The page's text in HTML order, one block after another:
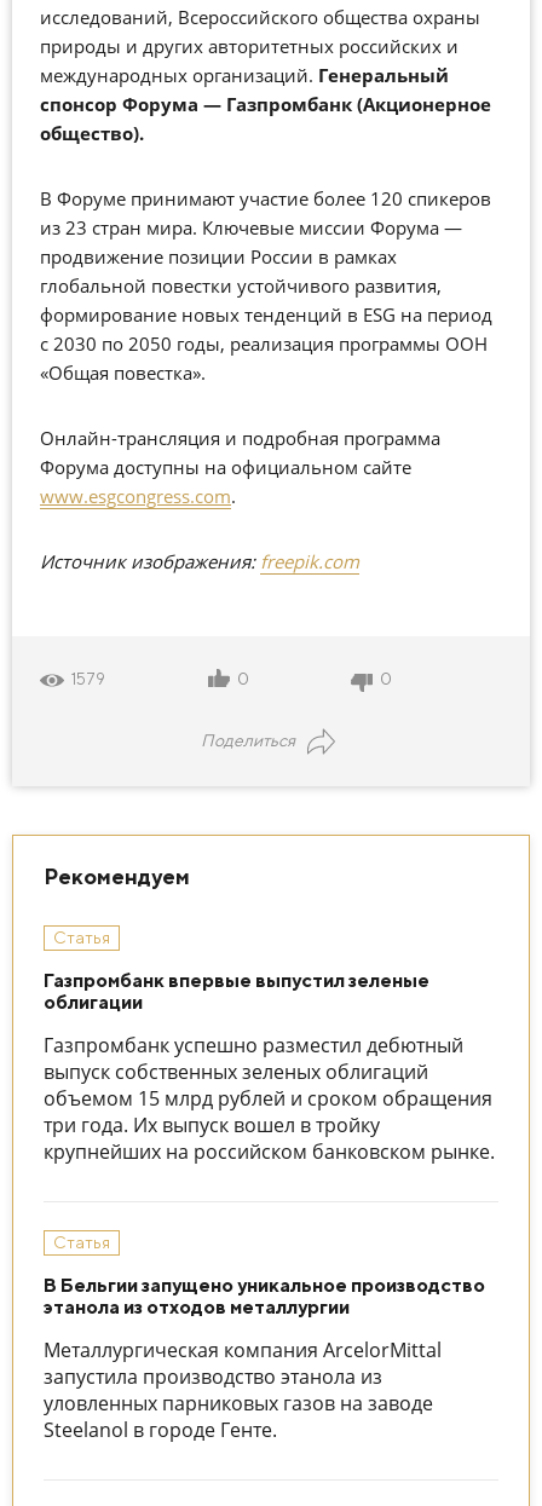
исследований, Всероссийского общества охраны
природы и других авторитетных российских и
международных организаций. Генеральный
спонсор Форума — Газпромбанк (Акционерное
общество).
В Форуме принимают участие более 120 спикеров
из 23 стран мира. Ключевые миссии Форума —
продвижение позиции России в рамках
глобальной повестки устойчивого развития,
формирование новых тенденций в ESG на период
с 2030 по 2050 годы, реализация программы ООН
«Общая повестка».
Онлайн-трансляция и подробная программа
Форума доступны на официальном сайте
www.esgcongress.com.
Источник изображения: freepik.com
1579 0 0
Поделиться
Рекомендуем
Статья
Газпромбанк впервые выпустил зеленые
облигации
Газпромбанк успешно разместил дебютный
выпуск собственных зеленых облигаций
объемом 15 млрд рублей и сроком обращения
три года. Их выпуск вошел в тройку
крупнейших на российском банковском рынке.
Статья
В Бельгии запущено уникальное производство
этанола из отходов металлургии
Металлургическая компания ArcelorMittal
запустила производство этанола из
уловленных парниковых газов на заводе
Steelanol в городе Генте.